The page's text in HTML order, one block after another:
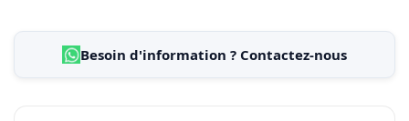
Besoin d'information ? Contactez-nous